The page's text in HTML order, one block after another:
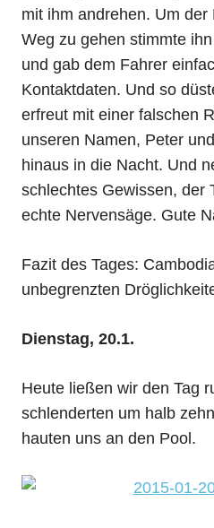
mit ihm andrehen. Um der
Weg zu gehen stimmte
und gab dem Fahrer
Kontaktdaten. Und so
erfreut mit einer falschen
unseren Namen, Peter
hinaus in die Nacht. Und
schlechtes Gewissen, der
echte Nervensäge. Gute
Fazit des Tages:
unbegrenzten
Dienstag, 20.1.
Heute ließen wir den Tag
schlenderten um halb
hauten uns an den Pool.